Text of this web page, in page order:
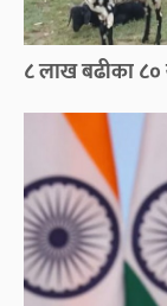
८ लाख बढीका ८०